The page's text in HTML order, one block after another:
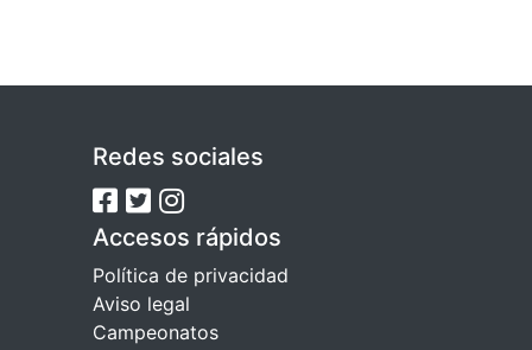
Redes sociales
Accesos rápidos
Política de privacidad
Aviso legal
Campeonatos